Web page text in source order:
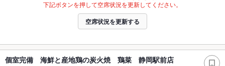
下記ボタンを押して空席状況を更新してください。
空席状況を更新する
個室完備 海鮮と産地鶏の炭火焼 鶏菜 静岡駅前店